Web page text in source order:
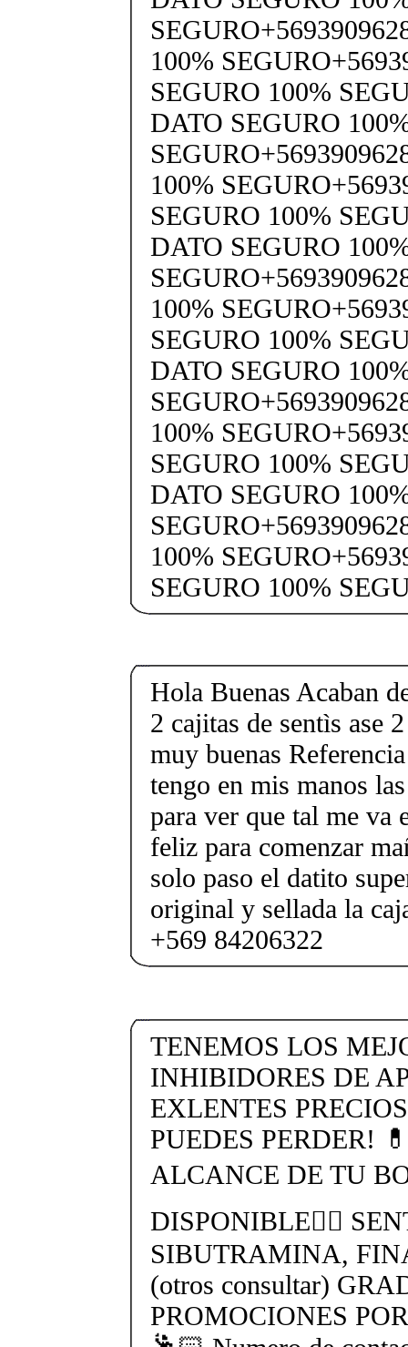
100%
SEGURO 100%
DATO SEGURO
100%
SEGURO 100%
DATO SEGURO
100%
SEGURO 100%
DATO SEGURO
100%
SEGURO 100%
DATO SEGURO
100%
SEGURO 100%
Hola Buenas Acaban
2 cajitas de sentìs ase
muy buenas
tengo en mis manos
para ver que tal me va
feliz para comenzar
solo paso el datito
original y sellada la
+569 84206322
TENEMOS LOS
INHIBIDORES DE
EXLENTES
PUEDES PERDER!
ALCANCE DE TU
DISPONIBLE👉🏻
SIBUTRAMINA,
(otros consultar)
PROMOCIONES